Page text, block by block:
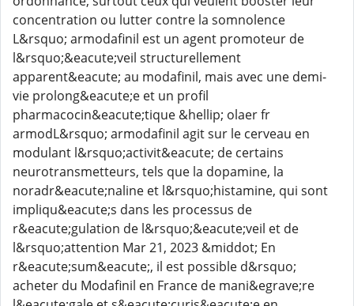
concentration ou lutter contre la somnolence
L&rsquo; armodafinil est un agent promoteur de
l&rsquo;&eacute;veil structurellement
apparent&eacute; au modafinil, mais avec une demi-
vie prolong&eacute;e et un profil
pharmacocin&eacute;tique &hellip; olaer fr
armodL&rsquo; armodafinil agit sur le cerveau en
modulant l&rsquo;activit&eacute; de certains
neurotransmetteurs, tels que la dopamine, la
noradr&eacute;naline et l&rsquo;histamine, qui sont
impliqu&eacute;s dans les processus de
r&eacute;gulation de l&rsquo;&eacute;veil et de
l&rsquo;attention Mar 21, 2023 &middot; En
r&eacute;sum&eacute;, il est possible d&rsquo;
acheter du Modafinil en France de mani&egrave;re